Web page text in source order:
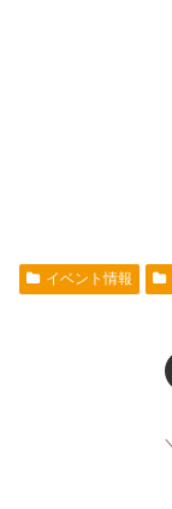
イベント情報